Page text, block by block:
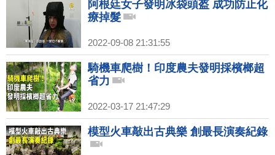
阿根廷女子發明冰袋頭盔 成功防止化
療掉髮
2022-09-08 21:31:55
騎機車爬樹！印度農夫發明採檳榔超
省力
2022-03-17 21:47:29
模型火車敲出古典樂 創最長演奏紀錄